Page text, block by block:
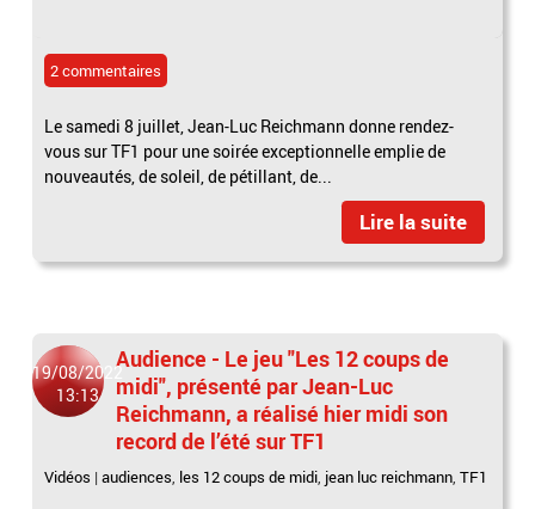
2 commentaires
Le samedi 8 juillet, Jean-Luc Reichmann donne rendez-
vous sur TF1 pour une soirée exceptionnelle emplie de
nouveautés, de soleil, de pétillant, de...
Lire la suite
19/08/2022
13:13
Audience - Le jeu "Les 12 coups de
midi", présenté par Jean-Luc
Reichmann, a réalisé hier midi son
record de l’été sur TF1
Vidéos |audiences, les 12 coups de midi, jean luc reichmann,TF1